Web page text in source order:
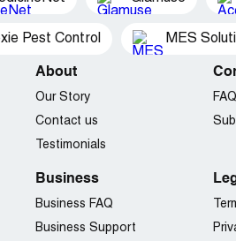
Pest Control MES
About
Our Story
Contact us
Testimonials
FAQ
Business
Business FAQ
Business Support